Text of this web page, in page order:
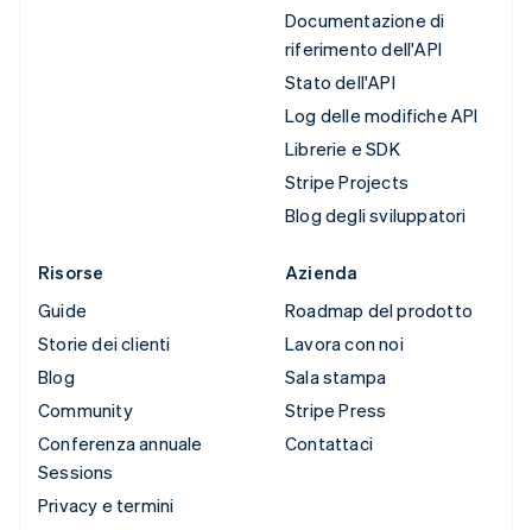
Documentazione di
riferimento dell'API
Stato dell'API
Log delle modifiche API
Librerie e SDK
Stripe Projects
Blog degli sviluppatori
Risorse
Guide
Storie dei clienti
Blog
Community
Conferenza annuale
Sessions
Privacy e termini
Azienda
Roadmap del prodotto
Lavora con noi
Sala stampa
Stripe Press
Contattaci